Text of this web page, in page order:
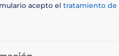
acepto el tratamiento de